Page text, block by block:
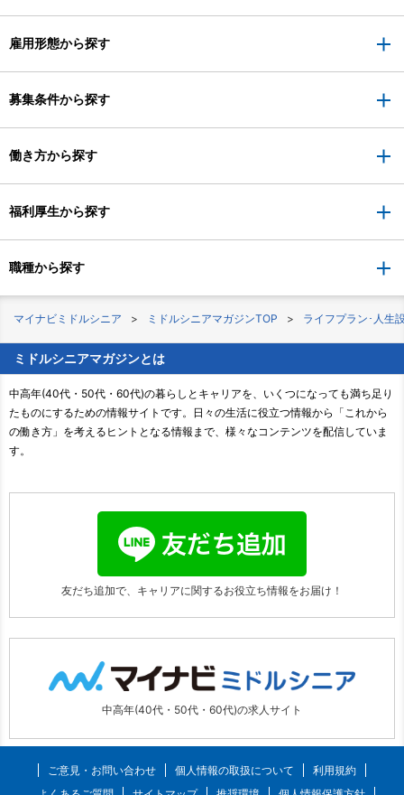
雇用形態から探す
募集条件から探す
働き方から探す
福利厚生から探す
職種から探す
マイナビミドルシニア ミドルシニアマガジンTOP ライフプラン･人生
ミドルシニアマガジンとは
中高年(40代・50代・60代)の暮らしとキャリアを、いくつになっても満ち足り
たものにするための情報サイトです。日々の生活に役立つ情報から「これから
の働き方」を考えるヒントとなる情報まで、様々なコンテンツを配信していま
す。
友だち追加で、キャリアに関するお役立ち情報をお届け！
中高年(40代・50代・60代)の求人サイト
ご意見・お問い合わせ 個人情報の取扱について
利用規約